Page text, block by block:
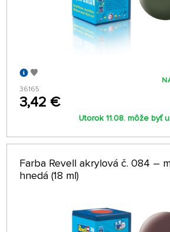
36165
3,42 €
Utorok 11.08. môže byť
Farba Revell akrylová č. 084 –
hnedá (18 ml)